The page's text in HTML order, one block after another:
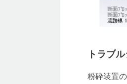
トラブ
粉砕装置